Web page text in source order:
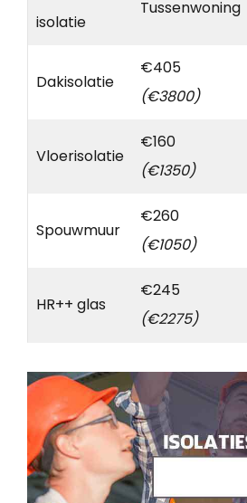
isolatie
Tussenwoning
Dakisolatie
€405
(€3800)
Vloerisolatie
€160
(€1350)
Spouwmuur
€260
(€1050)
HR++ glas
€245
(€2275)